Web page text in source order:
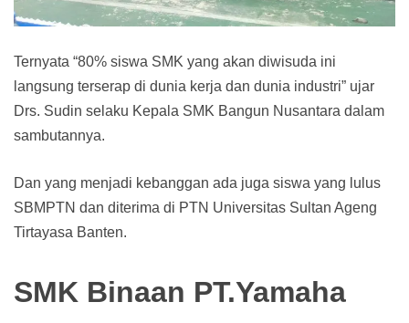
Ternyata “80% siswa SMK yang akan diwisuda ini
langsung terserap di dunia kerja dan dunia industri” ujar
Drs. Sudin selaku Kepala SMK Bangun Nusantara dalam
sambutannya.
Dan yang menjadi kebanggan ada juga siswa yang lulus
SBMPTN dan diterima di PTN Universitas Sultan Ageng
Tirtayasa Banten.
SMK Binaan PT.Yamaha